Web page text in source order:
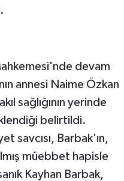
devam
annesi Naime Özkan
sağlığının yerinde
belirtildi.
savcısı, Barbak'ın,
müebbet hapisle
Kayhan Barbak,